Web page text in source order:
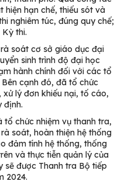
hạn chế, thiếu sót và
nghiêm túc, đúng quy chế;
thi.
soát cơ sở giáo dục đại
sinh trình độ đại học
hành chính đối với các tổ
cạnh đó, đã tổ chức
lý đơn khiếu nại, tố cáo,
định.
chức nhiệm vụ thanh tra,
soát, hoàn thiện hệ thống
đảm tính hệ thống, thống
và thực tiễn quản lý của
sẽ được Thanh tra Bộ tiếp
2024.